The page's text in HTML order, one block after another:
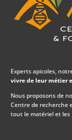
Experts apicoles,
vivre de leur métier
Nous proposons de
Centre de recherche
tout le matériel et